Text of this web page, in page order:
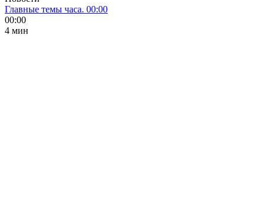
Главные темы часа. 00:00
00:00
4 мин